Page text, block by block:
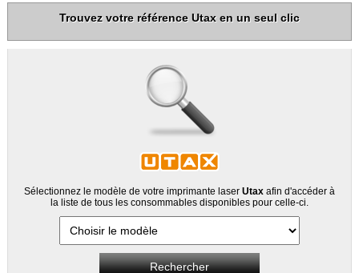
Trouvez votre référence Utax en un seul clic
Sélectionnez le modèle de votre imprimante laser Utax afin d'accéder à
la liste de tous les consommables disponibles pour celle-ci.